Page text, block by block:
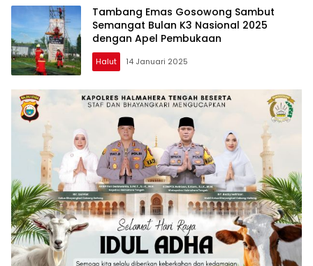
Tambang Emas Gosowong Sambut
Semangat Bulan K3 Nasional 2025
dengan Apel Pembukaan
Halut 14 Januari 2025